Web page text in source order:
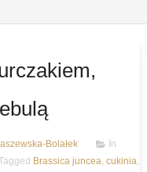
Bolałek
In
Brassica juncea, cukinia,